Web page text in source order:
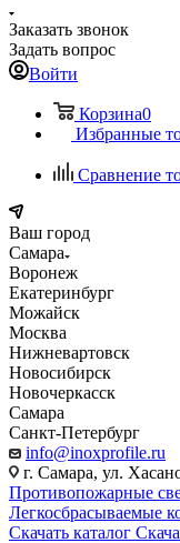
Заказать звонок
Задать вопрос
Войти
Корзина0
Избранные
Сравнение
Ваш город
Самара
Воронеж
Екатеринбург
Можайск
Москва
Нижневартовск
Новосибирск
Новочеркасск
Самара
Санкт-Петербург
info@inoxprofile.ru
г. Самара, ул.
Противопожарные
Легкосбрасываемые
Скачать каталог